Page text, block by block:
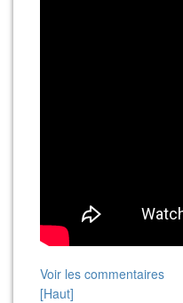
Voir les commentaires
[Haut]